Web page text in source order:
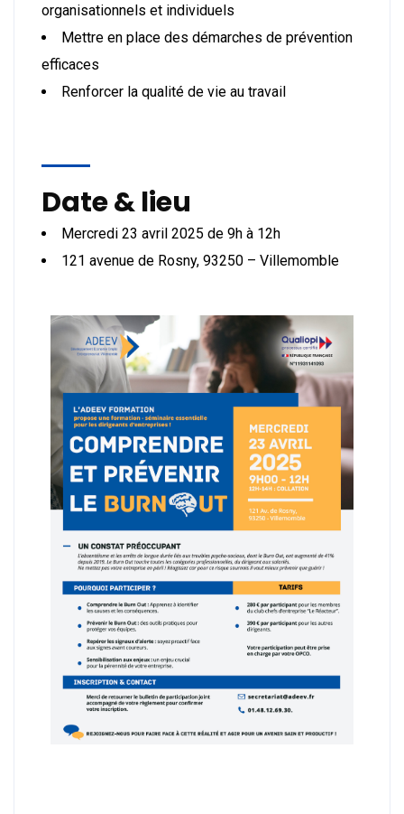
organisationnels et individuels
Mettre en place des démarches de prévention
efficaces
Renforcer la qualité de vie au travail
Date & lieu
Mercredi 23 avril 2025 de 9h à 12h
121 avenue de Rosny, 93250 – Villemomble